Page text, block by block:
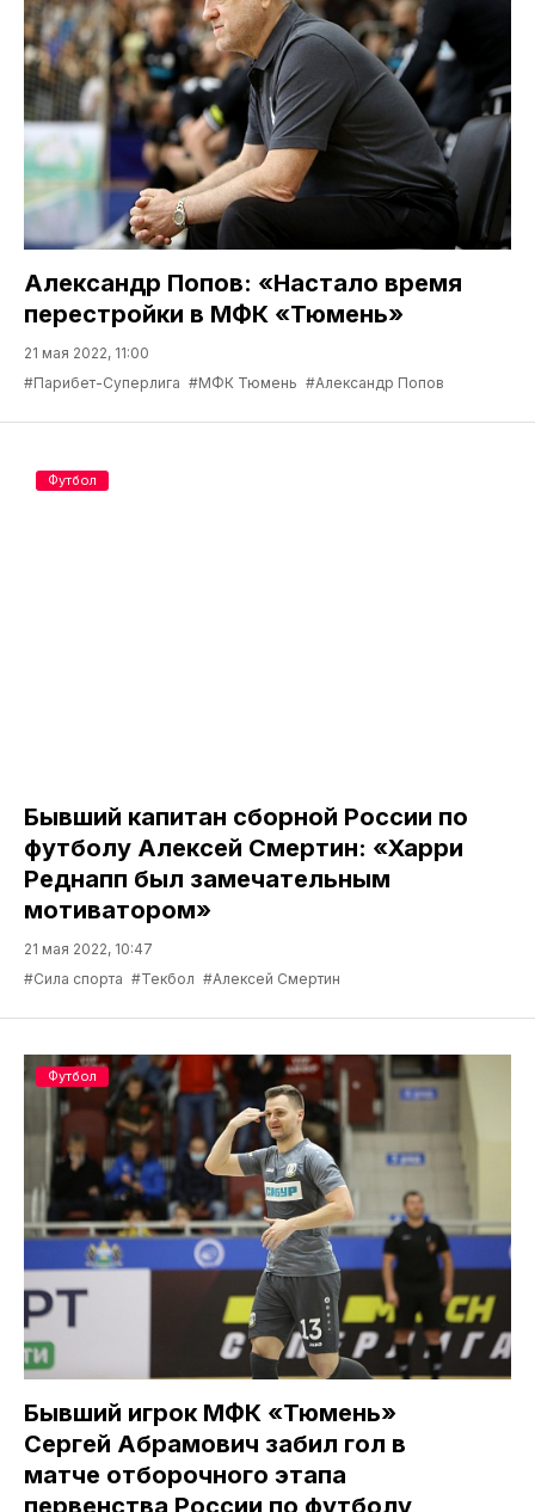
Александр Попов: «Настало время
перестройки в МФК «Тюмень»
21 мая 2022, 11:00
#Парибет-Суперлига #МФК Тюмень #Александр Попов
Бывший капитан сборной России по
футболу Алексей Смертин: «Харри
Реднапп был замечательным
мотиватором»
21 мая 2022, 10:47
#Сила спорта #Текбол #Алексей Смертин
Футбол
Бывший игрок МФК «Тюмень»
Сергей Абрамович забил гол в
матче отборочного этапа
первенства России по футболу
Футбол